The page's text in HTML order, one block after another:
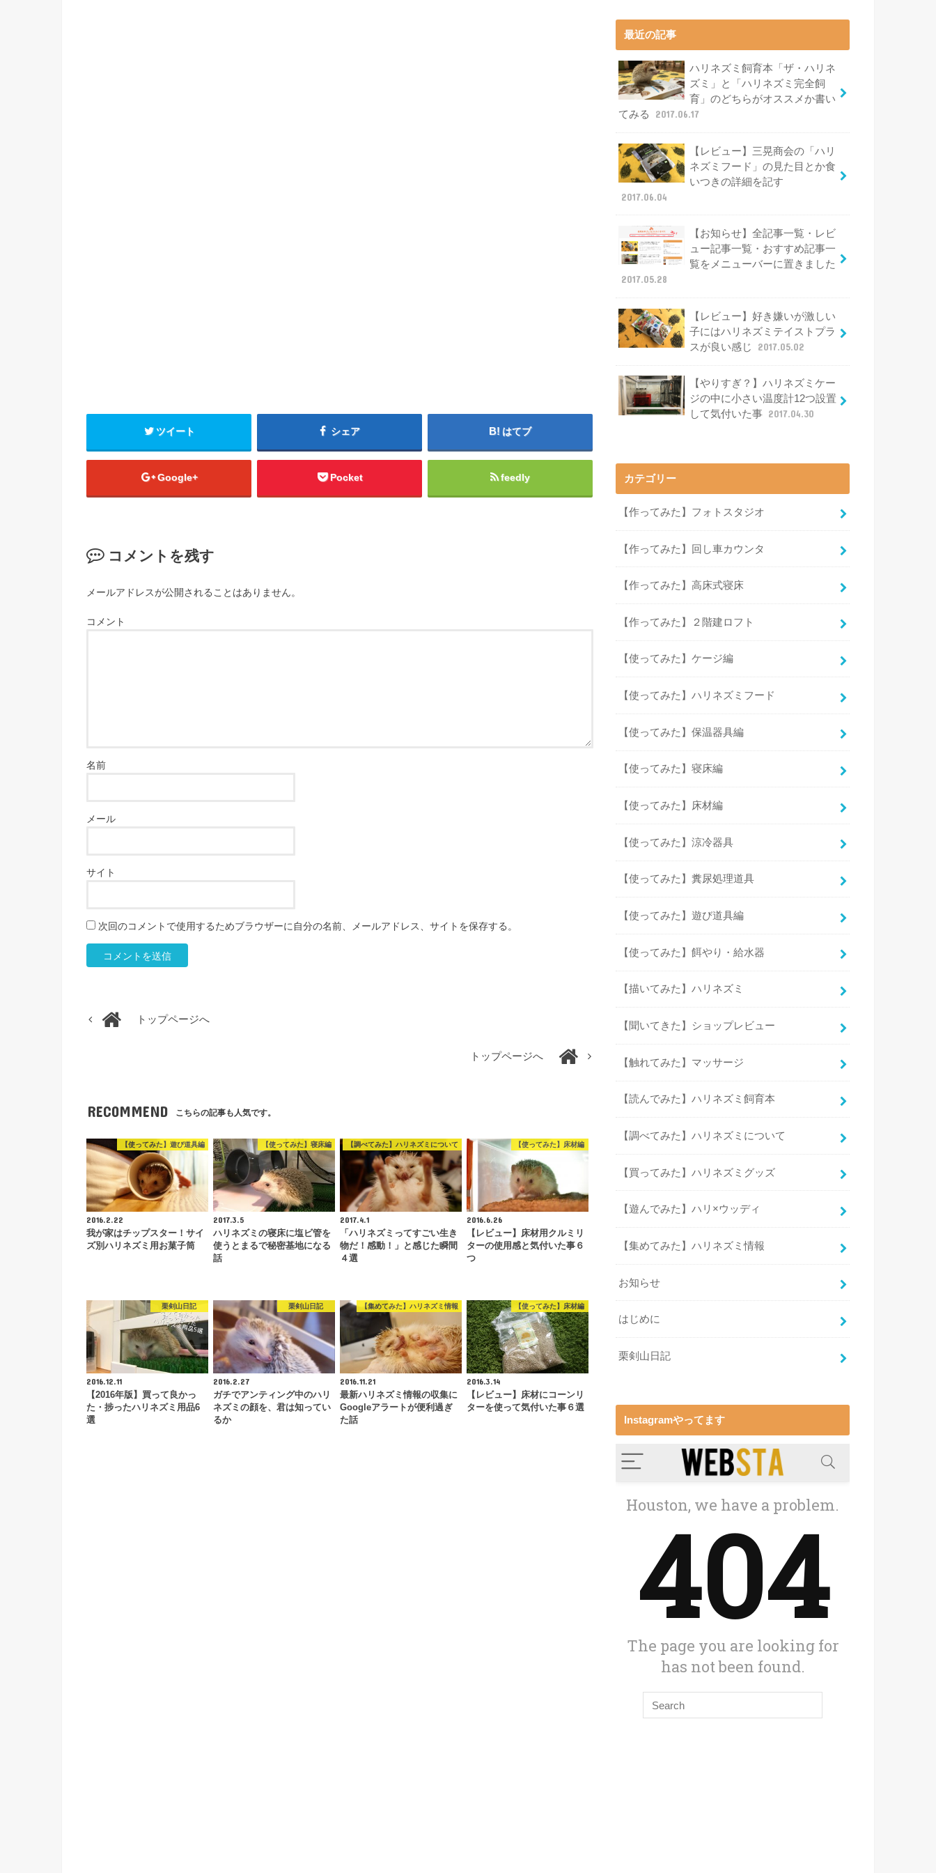
ツイート シェア はてブ
Google+ Pocket feedly
コメントを残す
メールアドレスが公開されることはありません。
コメント
名前
メール
サイト
次回のコメントで使用するためブラウザーに自分の名前、メールアドレス、サイトを保存する。
トップページへ
トップページへ
RECOMMEND こちらの記事も人気です。
【使ってみた】遊び道具編
2016.2.22
我が家はチップスター！サイ
ズ別ハリネズミ用お菓子筒
【使ってみた】寝床編
2017.3.5
ハリネズミの寝床に塩ビ管を
使うとまるで秘密基地になる
話
【調べてみた】ハリネズミについて
2017.4.1
「ハリネズミってすごい生き
物だ！感動！」と感じた瞬間
４選
【使ってみた】床材編
2016.6.26
【レビュー】床材用クルミリ
ターの使用感と気付いた事６
つ
栗剣山日記
2016.12.11
【2016年版】買って良かっ
た・捗ったハリネズミ用品6
選
栗剣山日記
2016.2.27
ガチでアンティング中のハリ
ネズミの顔を、君は知ってい
るか
【集めてみた】ハリネズミ情報
2016.11.21
最新ハリネズミ情報の収集に
Googleアラートが便利過ぎ
た話
【使ってみた】床材編
2016.3.14
【レビュー】床材にコーンリ
ターを使って気付いた事６選
最近の記事
ハリネズミ飼育本「ザ・ハリネ
ズミ」と「ハリネズミ完全飼
育」のどちらがオススメか書い
てみる
2017.06.17
【レビュー】三晃商会の「ハリ
ネズミフード」の見た目とか食
いつきの詳細を記す
2017.06.04
【お知らせ】全記事一覧・レビ
ュー記事一覧・おすすめ記事一
覧をメニューバーに置きました
2017.05.28
【レビュー】好き嫌いが激しい
子にはハリネズミテイストプラ
スが良い感じ
2017.05.02
【やりすぎ？】ハリネズミケー
ジの中に小さい温度計12つ設置
して気付いた事 2017.04.30
カテゴリー
【作ってみた】フォトスタジオ
【作ってみた】回し車カウンタ
【作ってみた】高床式寝床
【作ってみた】２階建ロフト
【使ってみた】ケージ編
【使ってみた】ハリネズミフード
【使ってみた】保温器具編
【使ってみた】寝床編
【使ってみた】床材編
【使ってみた】涼冷器具
【使ってみた】糞尿処理道具
【使ってみた】遊び道具編
【使ってみた】餌やり・給水器
【描いてみた】ハリネズミ
【聞いてきた】ショップレビュー
【触れてみた】マッサージ
【読んでみた】ハリネズミ飼育本
【調べてみた】ハリネズミについて
【買ってみた】ハリネズミグッズ
【遊んでみた】ハリ×ウッディ
【集めてみた】ハリネズミ情報
お知らせ
はじめに
栗剣山日記
Instagramやってます